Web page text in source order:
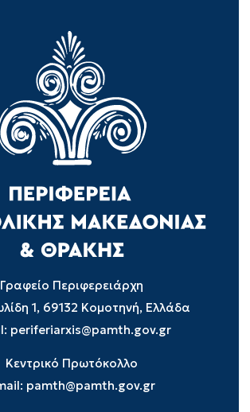
Γραφείο Περιφερειάρχη
1, 69132 Κομοτηνή, Ελλάδα
periferiarxis@pamth.gov.gr
Κεντρικό Πρωτόκολλο
pamth@pamth.gov.gr